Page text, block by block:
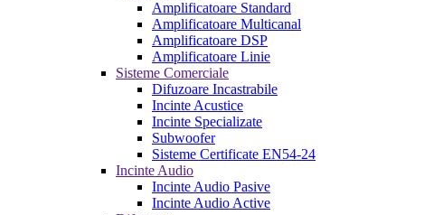
Amplificatoare Standard
Amplificatoare Multicanal
Amplificatoare DSP
Amplificatoare Linie
Sisteme Comerciale
Difuzoare Incastrabile
Incinte Acustice
Incinte Specializate
Subwoofer
Sisteme Certificate EN54-24
Incinte Audio
Incinte Audio Pasive
Incinte Audio Active